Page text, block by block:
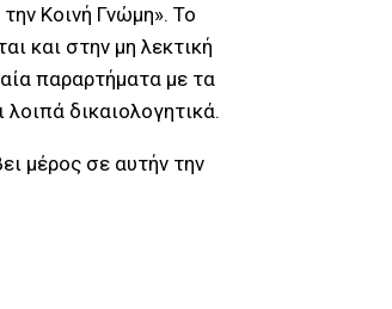
Κοινή Γνώμη». Το
και στην μη λεκτική
παραρτήματα με τα
δικαιολογητικά.
μέρος σε αυτήν την